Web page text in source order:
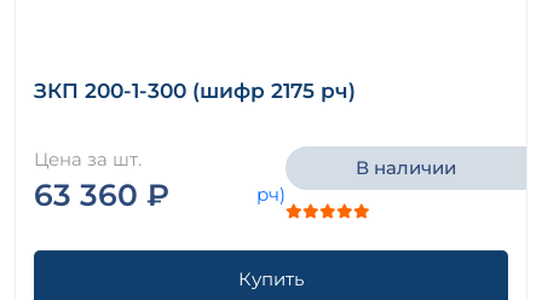
ЗКП 200-1-300 (шифр 2175 рч)
Цена за шт.
63 360 ₽
В наличии
Купить